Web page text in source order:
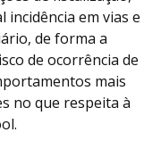
incidência em vias e
de forma a
de ocorrência de
mais
no que respeita à